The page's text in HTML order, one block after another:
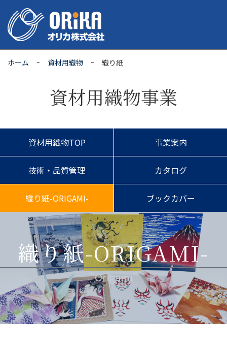
ホーム 資材用織物 織り紙
資材用織物事業
資材用織物TOP 事業案内
技術・品質管理 カタログ
織り紙-ORIGAMI- ブックカバー
織り紙-ORIGAMI-
"Origami"